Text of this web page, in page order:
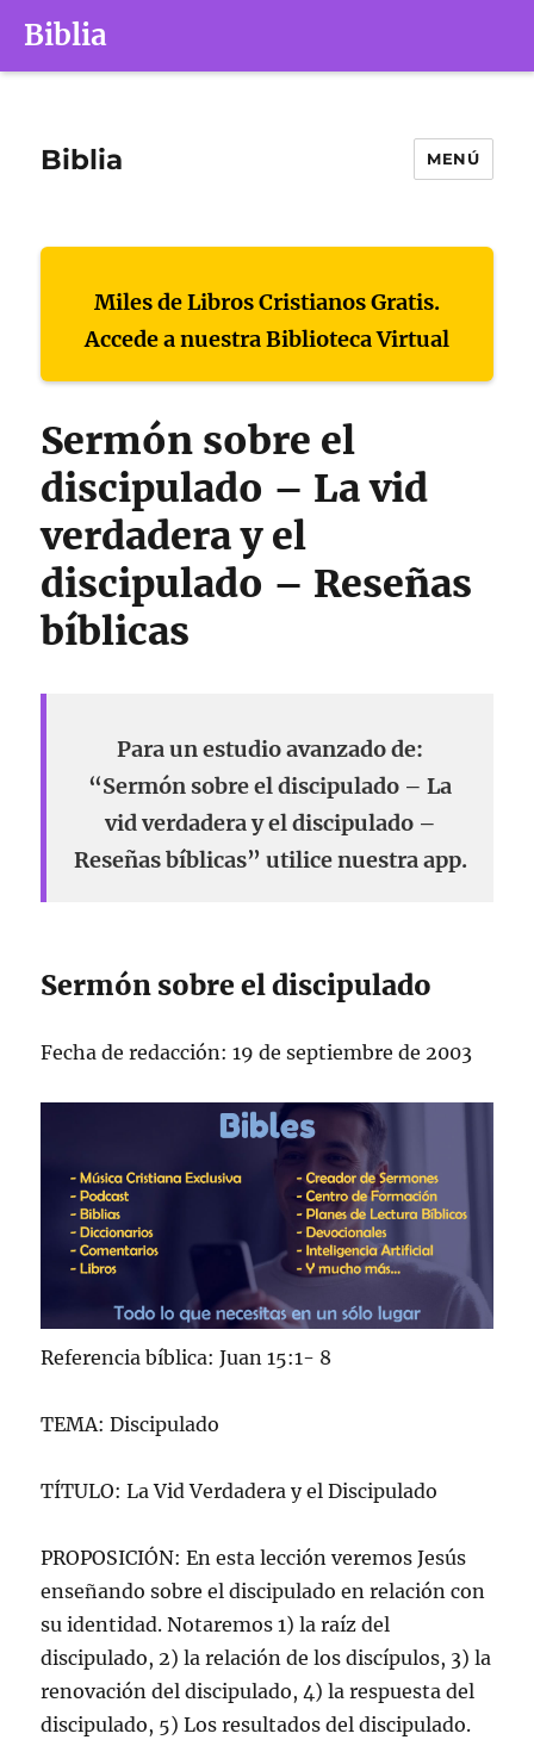
Biblia
Biblia MENÚ
Miles de Libros Cristianos Gratis.
Accede a nuestra Biblioteca Virtual
Sermón sobre el
discipulado – La vid
verdadera y el
discipulado – Reseñas
bíblicas
Para un estudio avanzado de:
“Sermón sobre el discipulado – La
vid verdadera y el discipulado –
Reseñas bíblicas” utilice nuestra app.
Sermón sobre el discipulado
Fecha de redacción: 19 de septiembre de 2003
Referencia bíblica: Juan 15:1- 8
TEMA: Discipulado
TÍTULO: La Vid Verdadera y el Discipulado
PROPOSICIÓN: En esta lección veremos Jesús
enseñando sobre el discipulado en relación con
su identidad. Notaremos 1) la raíz del
discipulado, 2) la relación de los discípulos, 3) la
renovación del discipulado, 4) la respuesta del
discipulado, 5) Los resultados del discipulado.